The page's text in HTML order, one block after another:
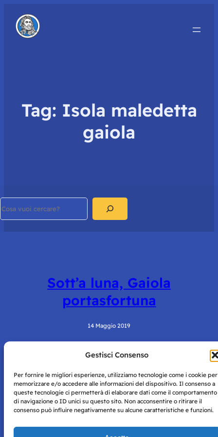
Gestisci Consenso
Per fornire le migliori esperienze, utilizziamo tecnologie come i cookie per
memorizzare e/o accedere alle informazioni del dispositivo. Il consenso a
queste tecnologie ci permetterà di elaborare dati come il comportamento
di navigazione o ID unici su questo sito. Non acconsentire o ritirare il
consenso può influire negativamente su alcune caratteristiche e funzioni.
Tag: Isola maledetta
gaiola
Sott’a luna, Gaiola
portasfortuna
14 Maggio 2019
Napoli con autorizzazione numero 38 del 25/9/2019.
Tutte le immagini e i contenuti su questo sito sono forniti